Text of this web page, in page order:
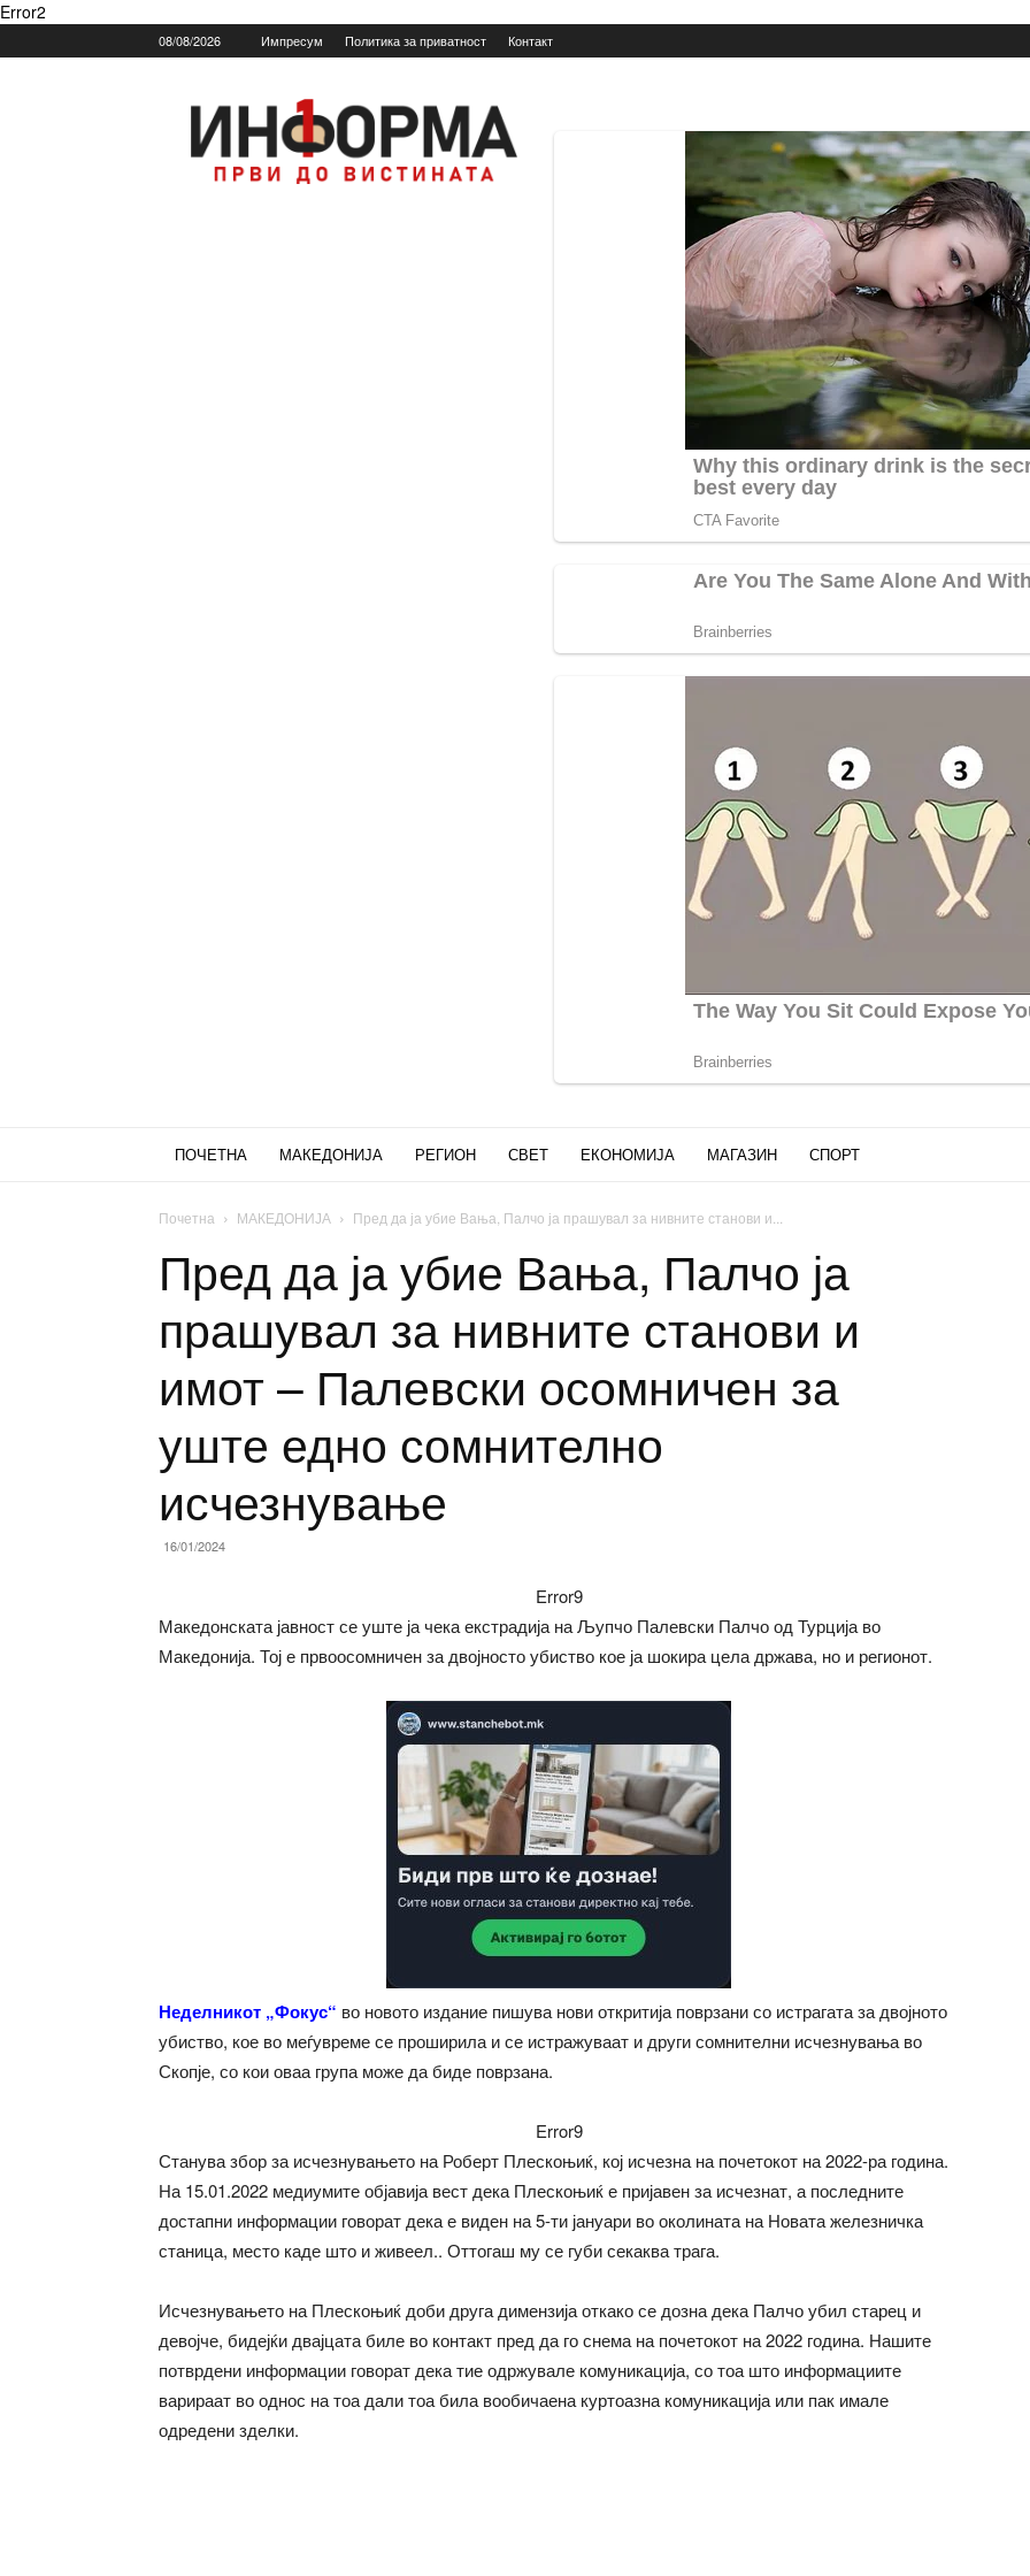
Error2
08/08/2026 Импресум Политика за приватност Контакт
Informa.mk
ПОЧЕТНА МАКЕДОНИЈА РЕГИОН СВЕТ ЕКОНОМИЈА МАГАЗИН СПОРТ
Почетна МАКЕДОНИЈА Пред да ја убие Вања, Палчо ја прашувал за нивните станови и...
Пред да ја убие Вања, Палчо ја
прашувал за нивните станови и
имот – Палевски осомничен за
уште едно сомнително
исчезнување
16/01/2024
Error9
Македонската јавност се уште ја чека екстрадија на Љупчо Палевски Палчо од Турција во
Македонија. Тој е првоосомничен за двојносто убиство кое ја шокира цела држава, но и регионот.
Неделникот „Фокус“ во новото издание пишува нови откритија поврзани со истрагата за двојното
убиство, кое во меѓувреме се проширила и се истражуваат и други сомнителни исчезнувања во
Скопје, со кои оваа група може да биде поврзана.
Error9
Станува збор за исчезнувањето на Роберт Плескоњиќ, кој исчезна на почетокот на 2022-ра година.
На 15.01.2022 медиумите објавија вест дека Плескоњиќ е пријавен за исчезнат, а последните
достапни информации говорат дека е виден на 5-ти јануари во околината на Новата железничка
станица, место каде што и живеел.. Оттогаш му се губи секаква трага.
Исчезнувањето на Плескоњиќ доби друга димензија откако се дозна дека Палчо убил старец и
девојче, бидејќи двајцата биле во контакт пред да го снема на почетокот на 2022 година. Нашите
потврдени информации говорат дека тие одржувале комуникација, со тоа што информациите
варираат во однос на тоа дали тоа била вообичаена куртоазна комуникација или пак имале
одредени зделки.